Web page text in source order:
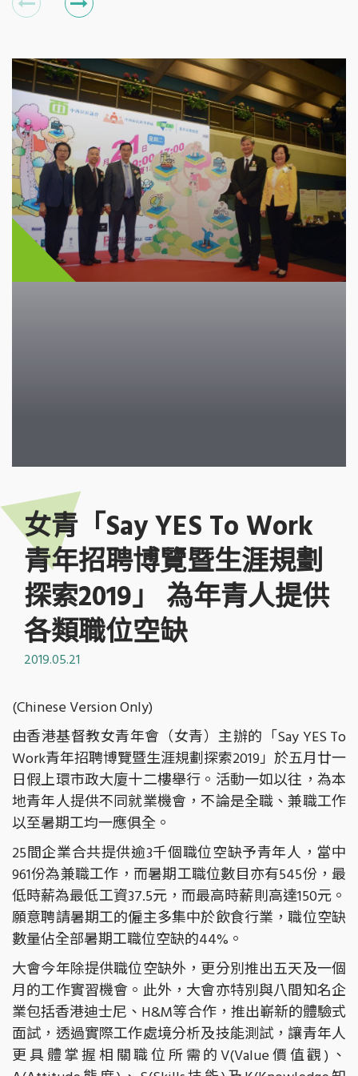
女青「Say YES To Work
青年招聘博覽暨生涯規劃
探索2019」 為年青人提供
各類職位空缺
2019.05.21
(Chinese Version Only)
由香港基督教女青年會（女青）主辦的「Say YES To
Work青年招聘博覽暨生涯規劃探索2019」於五月廿一
日假上環市政大廈十二樓舉行。活動一如以往，為本
地青年人提供不同就業機會，不論是全職、兼職工作
以至暑期工均一應俱全。
25間企業合共提供逾3千個職位空缺予青年人，當中
961份為兼職工作，而暑期工職位數目亦有545份，最
低時薪為最低工資37.5元，而最高時薪則高達150元。
願意聘請暑期工的僱主多集中於飲食行業，職位空缺
數量佔全部暑期工職位空缺的44%。
大會今年除提供職位空缺外，更分別推出五天及一個
月的工作實習機會。此外，大會亦特別與八間知名企
業包括香港迪士尼、H&M等合作，推出嶄新的體驗式
面試，透過實際工作處境分析及技能測試，讓青年人
更具體掌握相關職位所需的V(Value價值觀)、